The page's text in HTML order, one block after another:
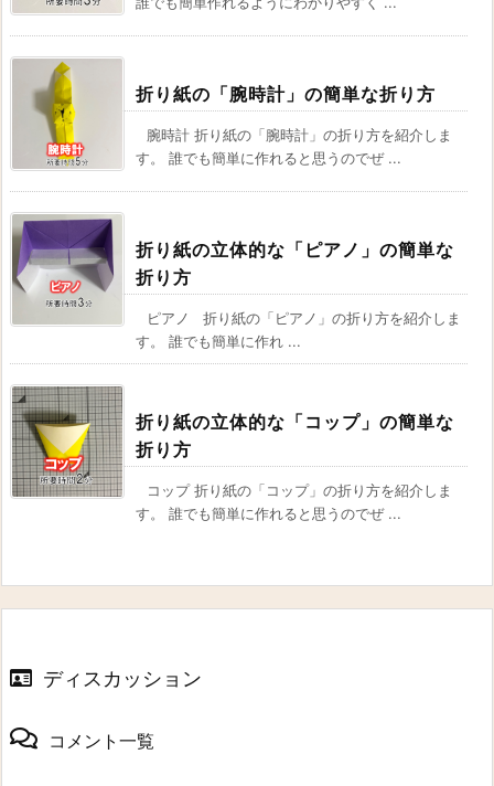
折り紙の「腕時計」の簡単な折り方
腕時計 折り紙の「腕時計」の折り方を紹介しま
す。 誰でも簡単に作れると思うのでぜ ...
折り紙の立体的な「ピアノ」の簡単な
折り方
ピアノ 折り紙の「ピアノ」の折り方を紹介しま
す。 誰でも簡単に作れ ...
折り紙の立体的な「コップ」の簡単な
折り方
コップ 折り紙の「コップ」の折り方を紹介しま
す。 誰でも簡単に作れると思うのでぜ ...
ディスカッション
コメント一覧